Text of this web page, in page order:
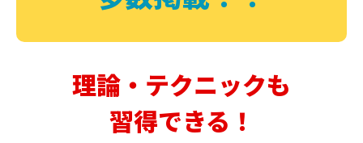
理論・テクニックも
習得できる！